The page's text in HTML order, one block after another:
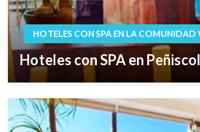
HOTELES CON SPA EN LA COMUNIDAD
Hoteles con SPA en